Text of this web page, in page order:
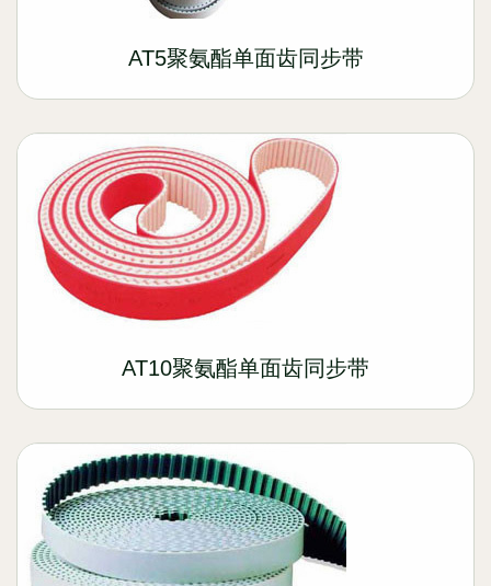
AT5聚氨酯单面齿同步带
AT10聚氨酯单面齿同步带